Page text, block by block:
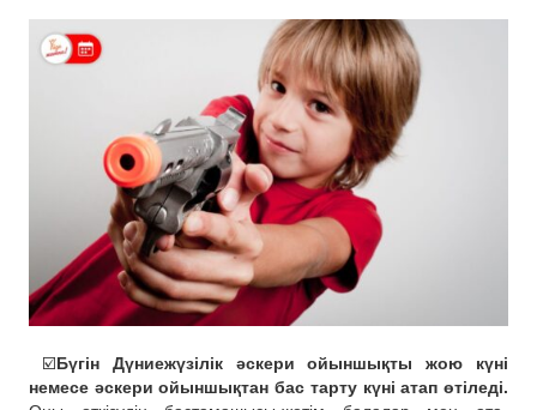
☑️Бүгін Дүниежүзілік әскери ойыншықты жою күні
немесе әскери ойыншықтан бас тарту күні атап өтіледі.